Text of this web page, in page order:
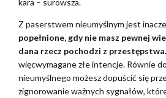
kara – surowsza.
Z paserstwem nieumyślnym jest
popełnione, gdy nie masz pewnej
dana rzecz pochodzi z przestępstwa.
więcwymagane złe intencje. Równie
nieumyślnego możesz dopuścić się
zignorowanie ważnych sygnałów,